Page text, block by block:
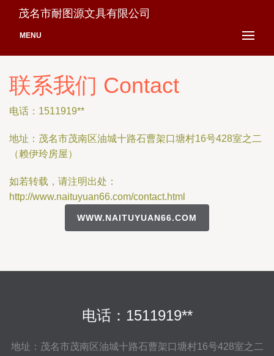
茂名市耐图源文具有限公司
MENU
联系我们 Contact
电话：1511919**
地址：茂名市茂南区油城十路石曹架口塘村16号428室之二
（赖伊玲房屋）
如若转载，请注明出处：
http://www.naituyuan66.com/contact.html
WWW.NAITUYUAN66.COM
电话：1511919**
地址：茂名市茂南区油城十路石曹架口塘村16号428室之二